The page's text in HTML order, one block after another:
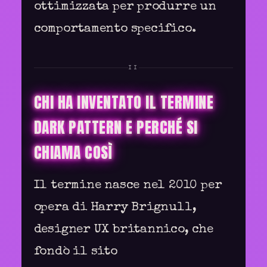
ottimizzata per produrre un
comportamento specifico.
II
CHI HA INVENTATO IL TERMINE
DARK PATTERN E PERCHÉ SI
CHIAMA COSÌ
Il termine nasce nel 2010 per
opera di Harry Brignull,
designer UX britannico, che
fondò il sito